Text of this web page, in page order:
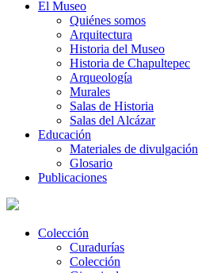
El Museo
Quiénes somos
Arquitectura
Historia del Museo
Historia de Chapultepec
Arqueología
Murales
Salas de Historia
Salas del Alcázar
Educación
Materiales de divulgación
Glosario
Publicaciones
Colección
Curadurías
Colección